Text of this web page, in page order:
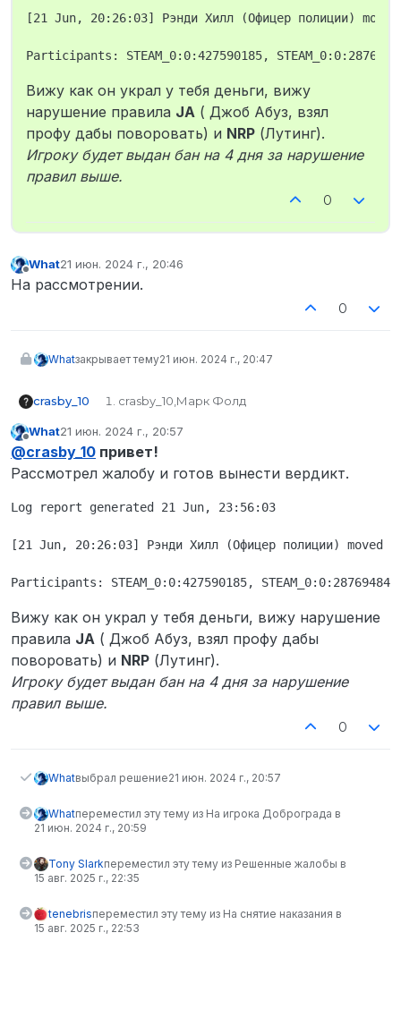
информацию то, что я напал на
гражданского, после чего
обыскивать меня и украл мои 7000
Логи.
Да
[21 Jun, 20:26:03] Рэнди Хилл (Офицер полиции)
Вижу как он украл у тебя деньги, вижу
нарушение правила JA ( Джоб Абуз, взял
профу дабы поворовать) и NRP (Лутинг).
Игроку будет выдан бан на 4 дня за нарушение
правил выше.
0
What21 июн. 2024 г., 20:46
отредактировано
На рассмотрении.
0
Whatзакрывает тему21 июн. 2024 г., 20:47
crasby_10
crasby_10,Марк Фолд
mokiu_
Рэнди Хилл
STEAM_0:0:427590185
20:20-20:30
информацию то, что я напал на
гражданского, после чего нарушитель
и украл мои 7000 рублей из брюк.
Да
Не в сети
What21 июн. 2024 г., 20:57
отредактировано
@crasby_10 привет!
Рассмотрел жалобу и готов вынести вердикт.
Log report generated 21 Jun, 23:56:03
[21 Jun, 20:26:03] Рэнди Хилл (Офицер полиции) moved
Вижу как он украл у тебя деньги, вижу нарушение
правила JA ( Джоб Абуз, взял профу дабы
поворовать) и NRP (Лутинг).
Игроку будет выдан бан на 4 дня за нарушение
правил выше.
0
Whatвыбрал решение21 июн. 2024 г., 20:57
Whatпереместил эту тему из На игрока Доброграда в
21 июн. 2024 г., 20:59
Tony Slarkпереместил эту тему из Решенные жалобы в
15 авг. 2025 г., 22:35
tenebrisпереместил эту тему из На снятие наказания в
15 авг. 2025 г., 22:53